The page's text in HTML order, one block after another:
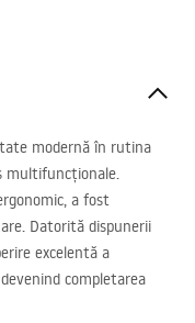
modernă în rutina
multifuncționale.
a fost
Datorită dispunerii
excelentă a
completarea